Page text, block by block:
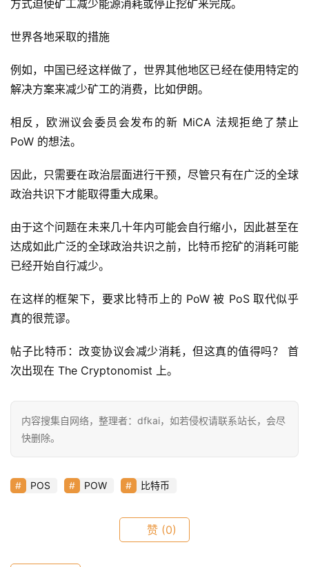
h
9
9
指
用
工
推
荐
方式迫使矿工减少能源消耗或停止挖矿来完成。
世界各地采取的措施
例如，中国已经这样做了，世界其他地区已经在使用特定的
解决方案来减少矿工的消费，比如伊朗。
相反，欧洲议会委员会发布的新 MiCA 法规拒绝了禁止
PoW 的想法。
因此，只需要在政治层面进行干预，尽管只有在广泛的全球
政治共识下才能取得重大成果。
由于这个问题在未来几十年内可能会自行缩小，因此甚至在
达成如此广泛的全球政治共识之前，比特币挖矿的消耗可能
已经开始自行减少。
在这样的框架下，要求比特币上的 PoW 被 PoS 取代似乎
真的很荒谬。
帖子比特币：改变协议会减少消耗，但这真的值得吗？ 首
次出现在 The Cryptonomist 上。
内容搜集自网络，整理者：dfkai，如若侵权请联系站长，会尽
快删除。
POS POW 比特币
赞 (0)